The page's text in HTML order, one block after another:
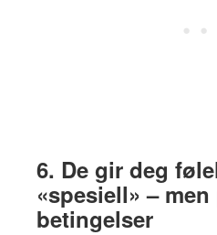
6. De gir deg
«spesiell» –
betingelser